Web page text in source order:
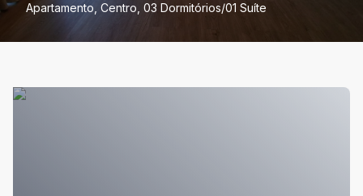
Apartamento, Centro, 03 Dormitórios/01 Suíte